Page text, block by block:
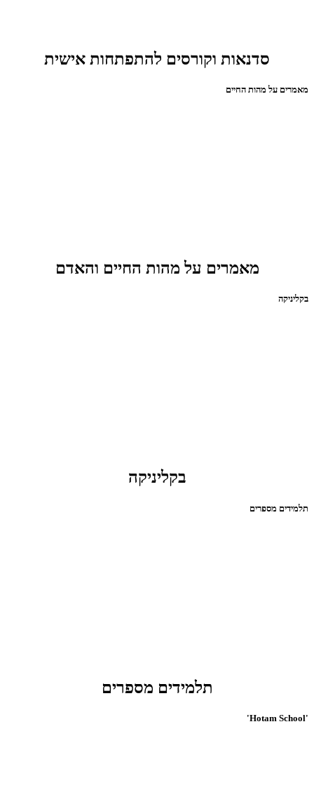
סדנאות וקורסים להתפתחות אישית
מאמרים על מהות החיים
מאמרים על מהות החיים והאדם
בקליניקה
בקליניקה
תלמידים מספרים
תלמידים מספרים
'Hotam School'